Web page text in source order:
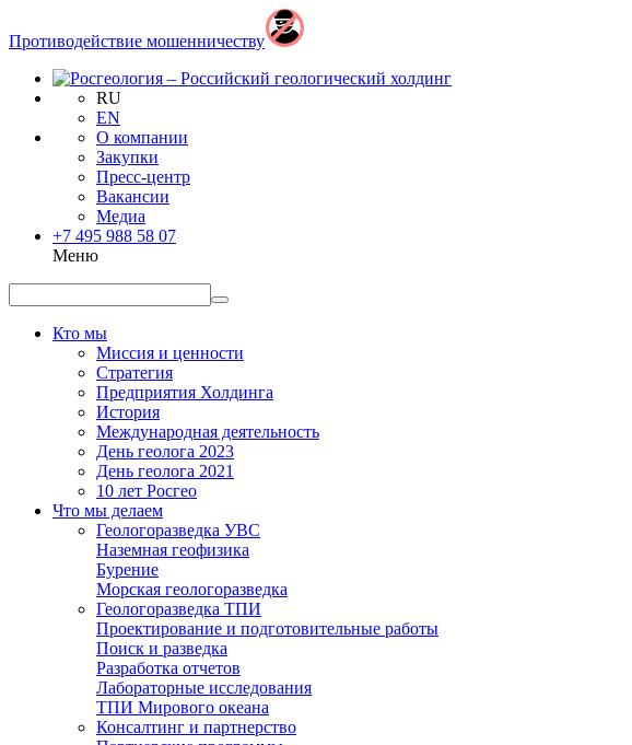
Противодействие мошенничеству
RU
EN
О компании
Закупки
Пресс-центр
Вакансии
Медиа
+7 495 988 58 07
Меню
Кто мы
Миссия и ценности
Стратегия
Предприятия Холдинга
История
Международная деятельность
День геолога 2023
День геолога 2021
10 лет Росгео
Что мы делаем
Геологоразведка УВС
Наземная геофизика
Бурение
Морская геологоразведка
Геологоразведка ТПИ
Проектирование и подготовительные работы
Поиск и разведка
Разработка отчетов
Лабораторные исследования
ТПИ Мирового океана
Консалтинг и партнерство